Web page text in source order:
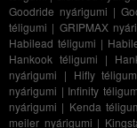
Goodride nyárigumi |
téligumi | GRIPMAX
Habilead téligumi |
Hankook téligumi |
nyárigumi | Hifly
nyárigumi | Infinity
nyárigumi | Kenda
meiler nyárigumi |